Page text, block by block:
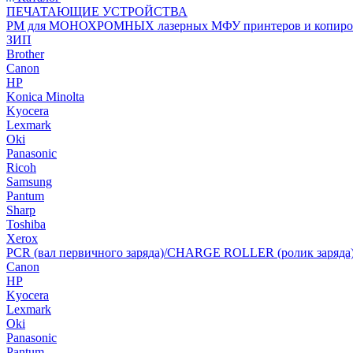
ПЕЧАТАЮЩИЕ УСТРОЙСТВА
РМ для МОНОХРОМНЫХ лазерных МФУ принтеров и
ЗИП
Brother
Canon
HP
Konica Minolta
Kyocera
Lexmark
Oki
Panasonic
Ricoh
Samsung
Pantum
Sharp
Toshiba
Xerox
PCR (вал первичного заряда)/CHARGE ROLLER (ролик
Canon
HP
Kyocera
Lexmark
Oki
Panasonic